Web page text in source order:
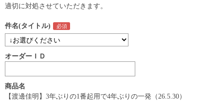
適切に対処させていただきます。
件名(タイトル)
オーダーＩＤ
商品名
【渡邊佳明】3年ぶりの1番起用で4年ぶりの一発（26.5.30）